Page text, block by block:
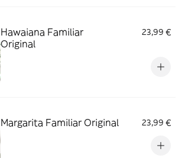
Hawaiana Familiar
Original
23,99 €
Margarita Familiar Original 23,99 €